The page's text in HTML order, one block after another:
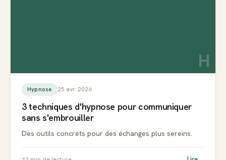
H
Hypnose 25 avr. 2026
3 techniques d'hypnose pour communiquer
sans s'embrouiller
Des outils concrets pour des échanges plus sereins.